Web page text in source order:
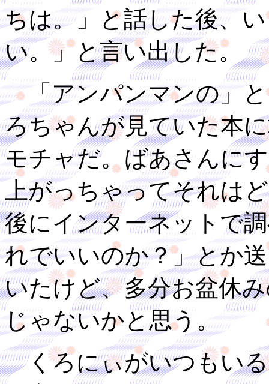
ちは。」と話した後、
い。」と言い出した。
「アンパンマンの」と
ろちゃんが見ていた本
モチャだ。ばあさんに
上がっちゃってそれは
後にインターネットで
れでいいのか？」とか
いたけど、多分お盆休
じゃないかと思う。
くろにぃがいつもいる